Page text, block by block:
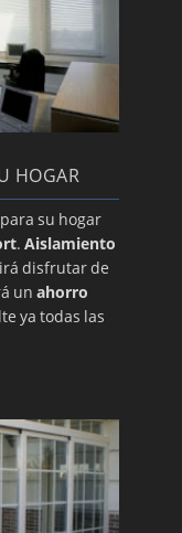
HOGAR
para su hogar
. Aislamiento
disfrutar de
un ahorro
ya todas las